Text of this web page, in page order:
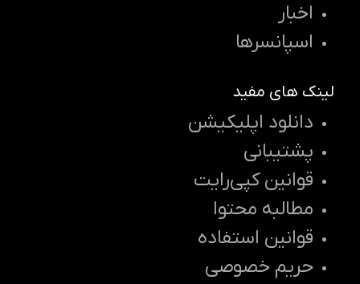
اخبار
اسپانسرها
لینک های مفید
دانلود اپلیکیشن
پشتیبانی
قوانین کپی‌رایت
مطالبه محتوا
قوانین استفاده
حریم خصوصی